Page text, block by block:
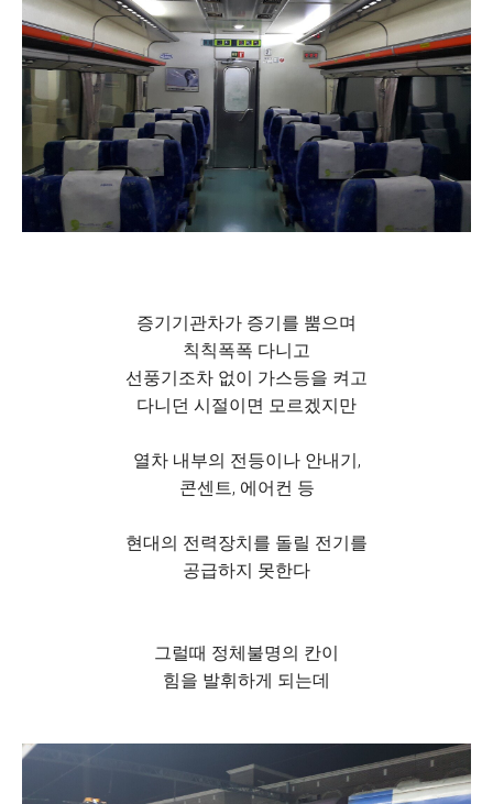
증기기관차가 증기를 뿜으며
칙칙폭폭 다니고
선풍기조차 없이 가스등을 켜고
다니던 시절이면 모르겠지만
열차 내부의 전등이나 안내기,
콘센트, 에어컨 등
현대의 전력장치를 돌릴 전기를
공급하지 못한다
그럴때 정체불명의 칸이
힘을 발휘하게 되는데